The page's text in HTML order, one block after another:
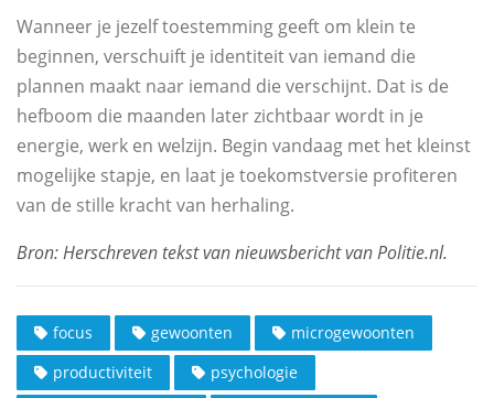
Wanneer je jezelf toestemming geeft om klein te
beginnen, verschuift je identiteit van iemand die
plannen maakt naar iemand die verschijnt. Dat is de
hefboom die maanden later zichtbaar wordt in je
energie, werk en welzijn. Begin vandaag met het kleinst
mogelijke stapje, en laat je toekomstversie profiteren
van de stille kracht van herhaling.
focus gewoonten
microgewoonten
productiviteit
psychologie